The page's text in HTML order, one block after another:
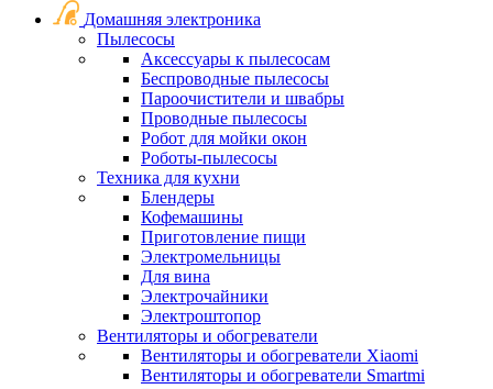
Домашняя электроника
Пылесосы
Аксессуары к пылесосам
Беспроводные пылесосы
Пароочистители и швабры
Проводные пылесосы
Робот для мойки окон
Роботы-пылесосы
Техника для кухни
Блендеры
Кофемашины
Приготовление пищи
Электромельницы
Для вина
Электрочайники
Электроштопор
Вентиляторы и обогреватели
Вентиляторы и обогреватели Xiaomi
Вентиляторы и обогреватели Smartmi